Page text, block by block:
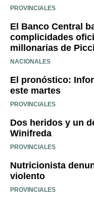
PROVINCIALES
El Banco Central
complicidades
millonarias de
NACIONALES
El pronóstico:
este martes
PROVINCIALES
Dos heridos y un
Winifreda
PROVINCIALES
Nutricionista
violento
PROVINCIALES